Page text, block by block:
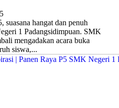
suasana hangat dan penuh
1 Padangsidimpuan. SMK
mengadakan acara buka
siswa,...